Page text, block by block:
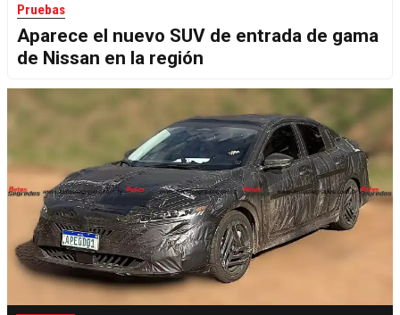
Pruebas
Aparece el nuevo SUV de entrada de gama
de Nissan en la región